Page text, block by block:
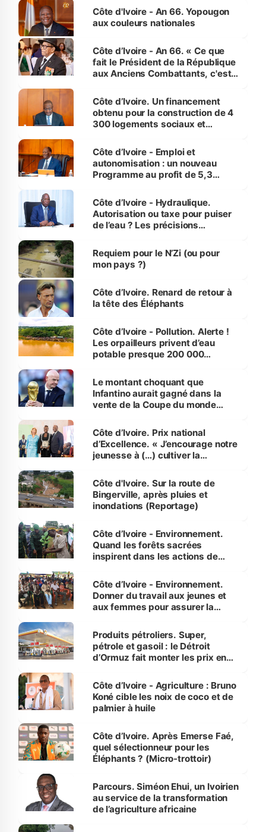
l'Etat de droit pour préserver les
vies humaines »
Côte d'Ivoire - An 66. Yopougon
aux couleurs nationales
Côte d’Ivoire - An 66. « Ce que
fait le Président de la République
aux Anciens Combattants, c'est
Côte d’Ivoire. Un financement
obtenu pour la construction de 4
300 logements sociaux et
et Yamoussoukro
Côte d’Ivoire - Emploi et
autonomisation : un nouveau
Programme au profit de 5,3
Côte d’Ivoire - Hydraulique.
Autorisation ou taxe pour puiser
de l’eau ? Les précisions
Requiem pour le N’Zi (ou pour
mon pays ?)
Côte d’Ivoire. Renard de retour à
la tête des Éléphants
Côte d’Ivoire - Pollution. Alerte !
Les orpailleurs privent d’eau
potable presque 200 000
Le montant choquant que
Infantino aurait gagné dans la
vente de la Coupe du monde
Côte d’Ivoire. Prix national
d’Excellence. « J’encourage notre
jeunesse à (…) cultiver la
(Alassane Ouattara
Côte d'Ivoire. Sur la route de
Bingerville, après pluies et
inondations (Reportage)
Côte d’Ivoire - Environnement.
Quand les forêts sacrées
inspirent dans les actions de
Côte d’Ivoire - Environnement.
Donner du travail aux jeunes et
aux femmes pour assurer la
menacées
Produits pétroliers. Super,
pétrole et gasoil : le Détroit
d’Ormuz fait monter les prix en
Côte d’Ivoire - Agriculture : Bruno
Koné cible les noix de coco et de
palmier à huile
Côte d’Ivoire. Après Emerse Faé,
quel sélectionneur pour les
Éléphants ? (Micro-trottoir)
Parcours. Siméon Ehui, un Ivoirien
au service de la transformation
de l’agriculture africaine